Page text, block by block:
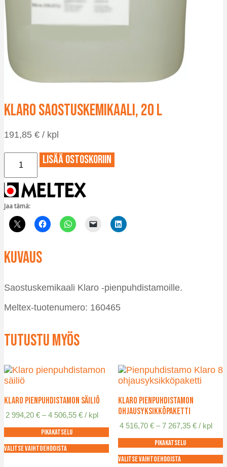
Klaro saostuskemikaali, 20 l
191,85 € / kpl
saostuskemikaali,
20
määrä
Lisää ostoskoriin
Jaa tämä:
Kuvaus
Saostuskemikaali Klaro -pienpuhdistamoille.
Meltex-tuotenumero: 160465
Tutustu myös
Klaro pienpuhdistamon säiliö
2 994,20€ – 4 506,55€Hintaluokka:
-
4
/ kpl
Pikakatselu
Valitse vaihtoehdoista
Klaro pienpuhdistamon
ohjausyksikköpaketti
4 516,70 € – 7 267,35 €
-
7
/ kpl
Pikakatselu
Valitse vaihtoehdoista